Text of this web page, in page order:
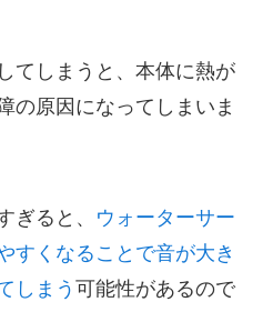
てしまうと、 本体に熱が
の原因になってしまいま
ぎると、
ウォーターサー
すくなることで音が大き
しまう 可能性があるので